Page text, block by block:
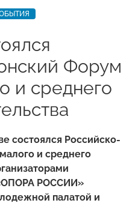
Форум
и среднего
состоялся Российско-
и среднего
РОССИИ»
палатой и